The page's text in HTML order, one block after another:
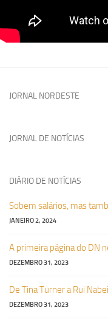
JORNAL NORDESTE
JORNAL DE NOTÍCIAS
DIÁRIO DE NOTÍCIAS
Sobem salários, mas
JANEIRO 2, 2024
A primeira página do DN
DEZEMBRO 31, 2023
De Tina Turner a Rui
DEZEMBRO 31, 2023